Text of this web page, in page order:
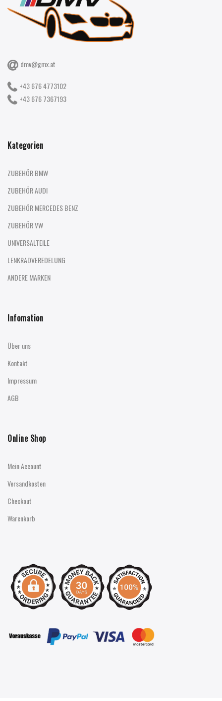
dmv@gmx.at
+43 676 4773102
+43 676 7367193
Kategorien
ZUBEHÖR BMW
ZUBEHÖR AUDI
ZUBEHÖR MERCEDES BENZ
ZUBEHÖR VW
UNIVERSALTEILE
LENKRADVEREDELUNG
ANDERE MARKEN
Infomation
Über uns
Kontakt
Impressum
AGB
Online Shop
Mein Account
Versandkosten
Checkout
Warenkorb